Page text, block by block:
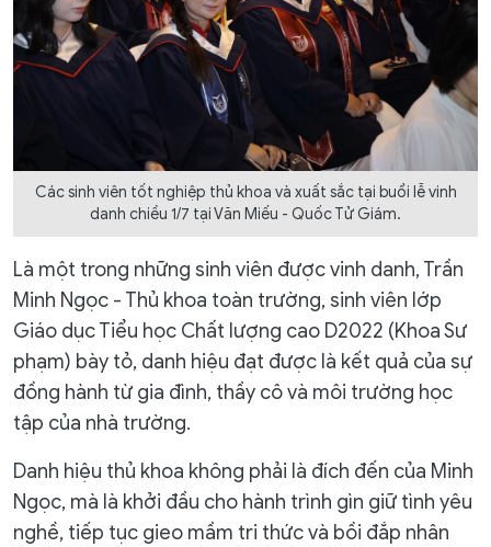
Các sinh viên tốt nghiệp thủ khoa và xuất sắc tại buổi lễ vinh
danh chiều 1/7 tại Văn Miếu - Quốc Tử Giám.
Là một trong những sinh viên được vinh danh, Trần
Minh Ngọc - Thủ khoa toàn trường, sinh viên lớp
Giáo dục Tiểu học Chất lượng cao D2022 (Khoa Sư
phạm) bày tỏ, danh hiệu đạt được là kết quả của sự
đồng hành từ gia đình, thầy cô và môi trường học
tập của nhà trường.
Danh hiệu thủ khoa không phải là đích đến của Minh
Ngọc, mà là khởi đầu cho hành trình gìn giữ tình yêu
nghề, tiếp tục gieo mầm tri thức và bồi đắp nhân